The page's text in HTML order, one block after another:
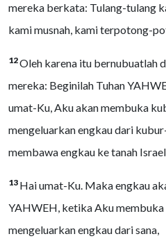
mereka berkata: Tulang-tulang
kami musnah, kami terpotong-
12Oleh karena itu bernubuatlah
mereka: Beginilah Tuhan
umat-Ku, Aku akan membuka
mengeluarkan engkau dari
membawa engkau ke tanah
13 Hai umat-Ku. Maka engkau
YAHWEH, ketika Aku
mengeluarkan engkau dari sana,